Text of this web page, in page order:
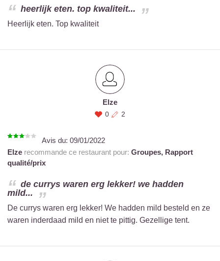
heerlijk eten. top kwaliteit...
Heerlijk eten. Top kwaliteit
Elze
0 2
Avis du: 09/01/2022
Elze recommande ce restaurant pour: Groupes, Rapport
qualité/prix
de currys waren erg lekker! we hadden
mild...
De currys waren erg lekker! We hadden mild besteld en ze
waren inderdaad mild en niet te pittig. Gezellige tent.